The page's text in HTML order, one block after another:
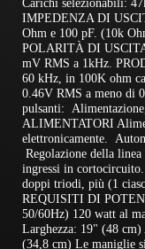
Carichi selezionabili:
IMPEDENZA DI
Ohm e 100 pF. (10k
POLARITÀ DI
mV RMS a 1kHz.
60 kHz, in 100K ohm
0.46V RMS a meno di
pulsanti:
ALIMENTATORI
elettronicamente.
Regolazione della
ingressi in
doppi triodi, più (1
REQUISITI DI
50/60Hz) 120 watt al
Larghezza: 19" (48
(34,8 cm) Le maniglie